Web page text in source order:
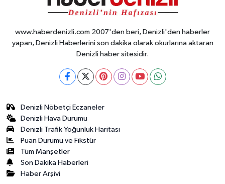
www.haberdenizli.com 2007'den beri, Denizli'den haberler
yapan, Denizli Haberlerini son dakika olarak okurlarına aktaran
Denizli haber sitesidir.
Denizli Nöbetçi Eczaneler
Denizli Hava Durumu
Denizli Trafik Yoğunluk Haritası
Puan Durumu ve Fikstür
Tüm Manşetler
Son Dakika Haberleri
Haber Arşivi